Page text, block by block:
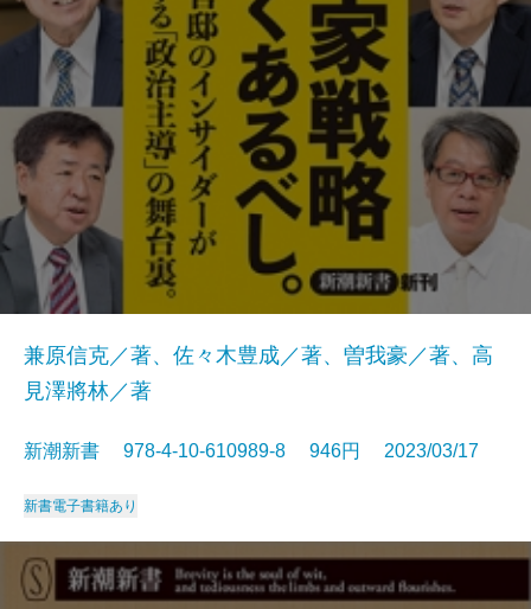
兼原信克／著、佐々木豊成／著、曽我豪／著、高
見澤將林／著
新潮新書 978-4-10-610989-8 946円 2023/03/17
新書電子書籍あり